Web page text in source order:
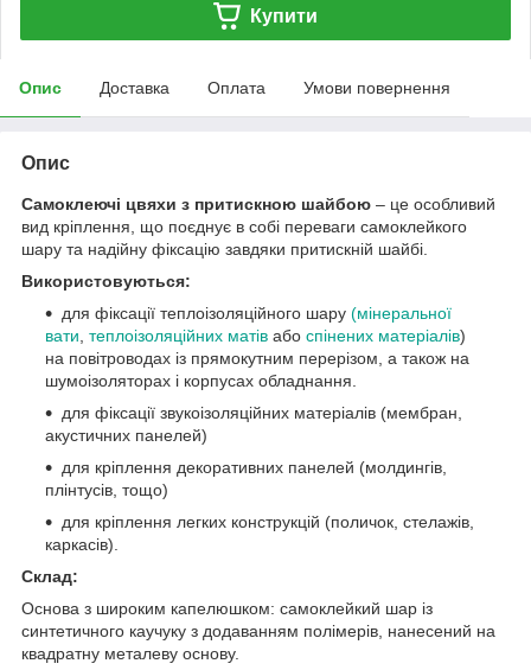
Купити
Опис Доставка Оплата Умови повернення
Опис
Самоклеючі цвяхи з притискною шайбою – це особливий
вид кріплення, що поєднує в собі переваги самоклейкого
шару та надійну фіксацію завдяки притискній шайбі.
Використовуються:
для фіксації теплоізоляційного шару (мінеральної
вати теплоізоляційних матів або спінених матеріалів)
на повітроводах із прямокутним перерізом, а також на
шумоізоляторах і корпусах обладнання.
для фіксації звукоізоляційних матеріалів (мембран,
акустичних панелей)
для кріплення декоративних панелей (молдингів,
плінтусів, тощо)
для кріплення легких конструкцій (поличок, стелажів,
каркасів).
Склад:
Основа з широким капелюшком: самоклейкий шар із
синтетичного каучуку з додаванням полімерів, нанесений на
квадратну металеву основу.